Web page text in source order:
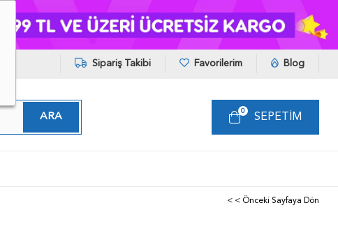
Sipariş Takibi Favorilerim Blog
SEPETIM
0
< < Önceki Sayfaya Dön